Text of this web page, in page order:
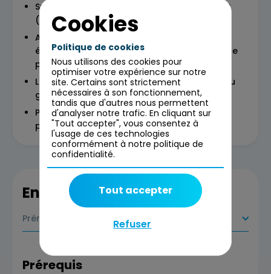
Spécificités de l’IAG selon la méthode projet
(agile/hybride)
Avantage, limitations et considérations
éthiques de l'IA générative dans la gestion de
projet
Le REX de l'expérimentation I'IA Générative du
groupe > focus sur la gestion de projet
Perspectives de l’AI et I’AG dans la gestion
projet (Copilote, + bibliothèque)
En savoir plus
Prérequis
Prérequis
Cookies
Politique de cookies
Nous utilisons des cookies pour
optimiser votre expérience sur notre
site. Certains sont strictement
nécessaires à son fonctionnement,
tandis que d'autres nous permettent
d'analyser notre trafic. En cliquant sur
"Tout accepter", vous consentez à
l'usage de ces technologies
conformément à notre politique de
confidentialité.
Refuser
Tout accepter